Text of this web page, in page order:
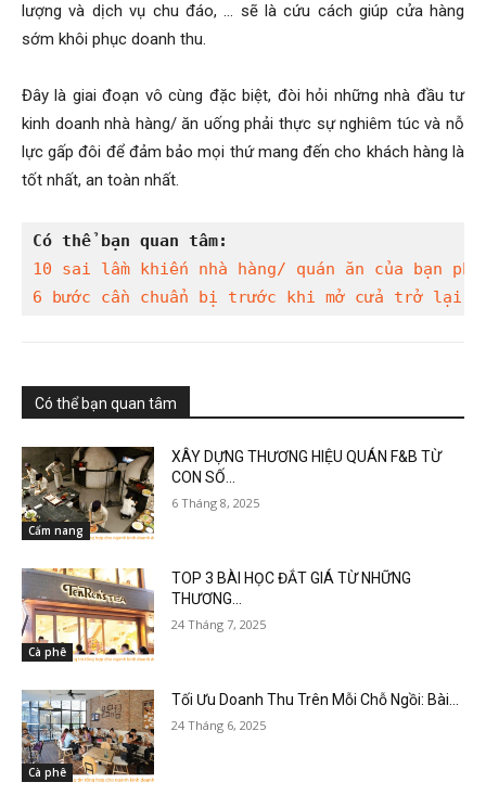
lượng và dịch vụ chu đáo, … sẽ là cứu cách giúp cửa hàng
sớm khôi phục doanh thu.
Đây là giai đoạn vô cùng đặc biệt, đòi hỏi những nhà đầu tư
kinh doanh nhà hàng/ ăn uống phải thực sự nghiêm túc và nỗ
lực gấp đôi để đảm bảo mọi thứ mang đến cho khách hàng là
tốt nhất, an toàn nhất.
Có thể bạn quan tâm:
10 sai lầm khiến nhà hàng/ quán ăn của bạn
6 bước cần chuẩn bị trước khi mở cửa trở lại
Có thể bạn quan tâm
Cẩm nang
XÂY DỰNG THƯƠNG HIỆU QUÁN F&B TỪ
CON SỐ...
6 Tháng 8, 2025
Cà phê
TOP 3 BÀI HỌC ĐẮT GIÁ TỪ NHỮNG
THƯƠNG...
24 Tháng 7, 2025
Cà phê
Tối Ưu Doanh Thu Trên Mỗi Chỗ Ngồi: Bài...
24 Tháng 6, 2025